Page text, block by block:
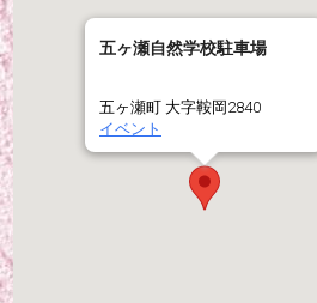
五ヶ瀬自然学校駐車場
五ヶ瀬町 大字鞍岡2840
イベント